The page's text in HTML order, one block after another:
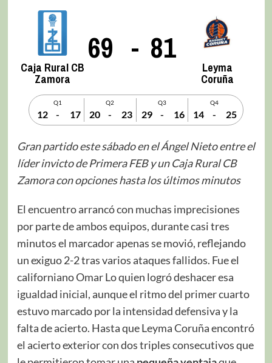
Caja Rural CB
Zamora
69 - 81
Leyma
Coruña
Q1
12 - 17
Q2
20 - 23
Q3
29 - 16
Q4
14 - 25
Gran partido este sábado en el Ángel Nieto entre el
líder invicto de Primera FEB y un Caja Rural CB
Zamora con opciones hasta los últimos minutos
El encuentro arrancó con muchas imprecisiones
por parte de ambos equipos, durante casi tres
minutos el marcador apenas se movió, reflejando
un exiguo 2-2 tras varios ataques fallidos. Fue el
californiano Omar Lo quien logró deshacer esa
igualdad inicial, aunque el ritmo del primer cuarto
estuvo marcado por la intensidad defensiva y la
falta de acierto. Hasta que Leyma Coruña encontró
el acierto exterior con dos triples consecutivos que